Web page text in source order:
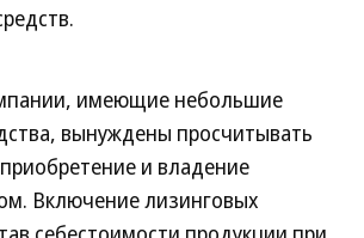
имеющие небольшие
вынуждены просчитывать
и владение
Включение лизинговых